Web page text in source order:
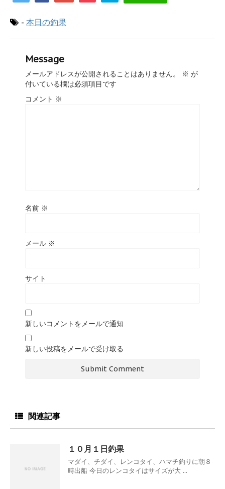
- 本日の釣果
Message
メールアドレスが公開されることはありません。 ※ が
付いている欄は必須項目です
コメント ※
名前 ※
メール ※
サイト
新しいコメントをメールで通知
新しい投稿をメールで受け取る
関連記事
１０月１日釣果
マダイ、チダイ、レンコタイ、ハマチ釣りに朝８
時出船 今日のレンコタイはサイズが大 ...